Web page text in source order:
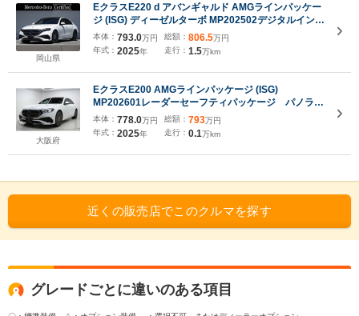
岡山県
EクラスE220 d アバンギャルド AMGラインパッケー
ジ (ISG) ディーゼルターボ MP202502デジタルインテ
リアパッケージ アドバンスドパッケージ レザーエ
クスクルーシブパッケージ パノラミックスライディ
ングルーフ ヘッドアップディスプレイ meコネク
ト パワーシート シートヒーター
本体： 793.0万円
年式： 2025年
総額： 806.5万円
走行： 1.5万km
大阪府
EクラスE200 AMGラインパッケージ (ISG)
MP202601レーダーセーフティパッケージ パノラミ
ックルーフ ハーフレザーシート ブルメスター4D
サラウンドサウンドシステム ヘッドアップディスプ
レイ シートヒーター 360°カメラ アンビエントラ
イト64色
本体： 778.0万円
年式： 2025年
総額： 793万円
走行： 0.1万km
近くの販売店でこのクルマを探す
グレードごとに違いのある項目